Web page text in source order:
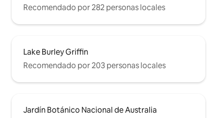
Recomendado por 282 personas locales
Lake Burley Griffin
Recomendado por 203 personas locales
Jardín Botánico Nacional de Australia